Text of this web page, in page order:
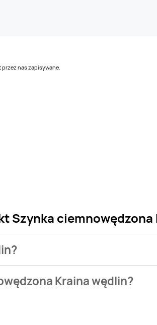
przez nas zapisywane.
Szynka
Kraina wędlin kosztuje aktualnie 5,99 zł.
Kraina wędlin?